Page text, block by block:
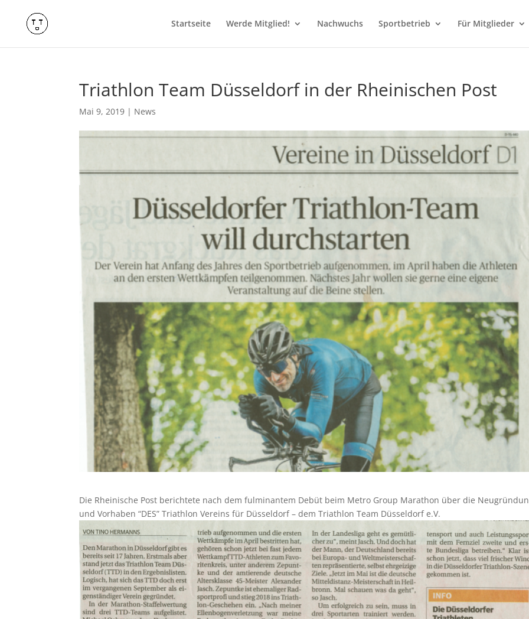
Startseite Werde Mitglied! Nachwuchs Sportbetrieb Für Mitglieder
Triathlon Team Düsseldorf in der Rheinischen Post
Mai 9, 2019 | News
Die Rheinische Post berichtete nach dem fulminantem Debüt beim Metro Group Marathon über die
und Vorhaben “DES” Triathlon Vereins für Düsseldorf – dem Triathlon Team Düsseldorf e.V.